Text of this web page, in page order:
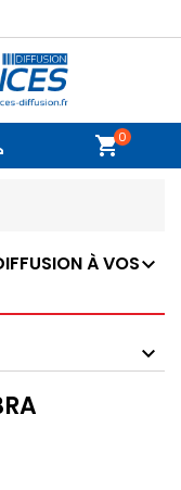
shopping_cart0
À VOS